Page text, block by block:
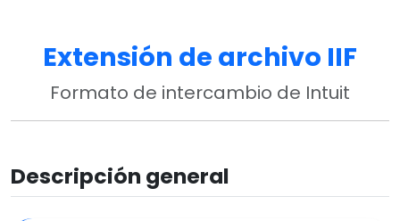
Extensión de archivo IIF
Formato de intercambio de Intuit
Descripción general